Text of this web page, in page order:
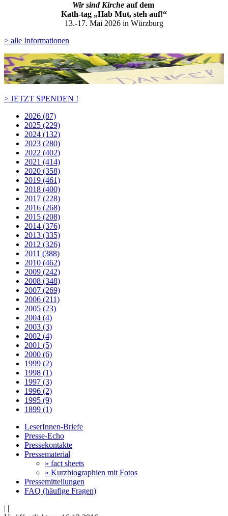
Wir sind Kirche auf dem
Kath-tag „Hab Mut, steh auf!“
13.-17. Mai 2026 in Würzburg
> alle Informationen
> JETZT SPENDEN !
2026 (87)
2025 (229)
2024 (132)
2023 (280)
2022 (402)
2021 (414)
2020 (358)
2019 (461)
2018 (400)
2017 (228)
2016 (268)
2015 (208)
2014 (376)
2013 (335)
2012 (326)
2011 (388)
2010 (462)
2009 (242)
2008 (348)
2007 (269)
2006 (211)
2005 (23)
2004 (4)
2003 (3)
2002 (4)
2001 (5)
2000 (6)
1999 (2)
1998 (1)
1997 (3)
1996 (2)
1995 (9)
1899 (1)
LeserInnen-Briefe
Presse-Echo
Pressekontakte
Pressematerial
» fact sheets
» Kurzbiographien mit Fotos
Pressemitteilungen
FAQ (häufige Fragen)
| |